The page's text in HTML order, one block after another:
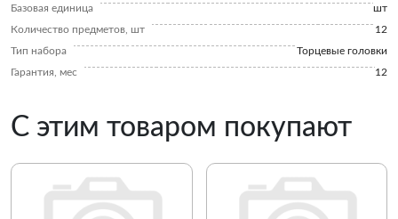
Базовая единица
шт
Количество предметов, шт
12
Тип набора
Торцевые головки
Гарантия, мес
12
С этим товаром покупают